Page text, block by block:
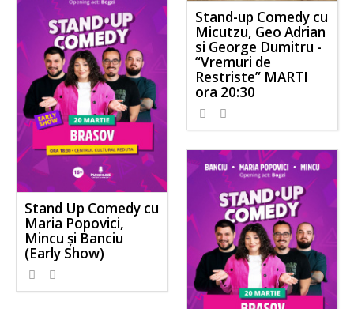
Stand-up Comedy cu
Micutzu, Geo Adrian
si George Dumitru -
“Vremuri de
Restriste” MARTI
ora 20:30
Stand Up Comedy cu
Maria Popovici,
Mincu și Banciu
(Early Show)